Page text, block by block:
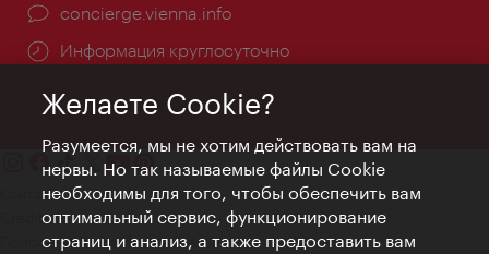
concierge.vienna.info
Информация круглосуточно
Контакт
Credits
Положение о конфиденциальности
Желаете Cookie?
Разумеется, мы не хотим действовать вам на
нервы. Но так называемые файлы Cookie
необходимы для того, чтобы обеспечить вам
оптимальный сервис, функционирование
страниц и анализ, а также предоставить вам